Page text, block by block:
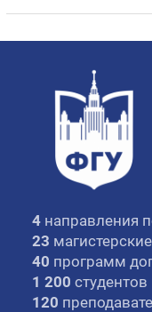
4 направления
23
40 программ
1 200 студентов
120